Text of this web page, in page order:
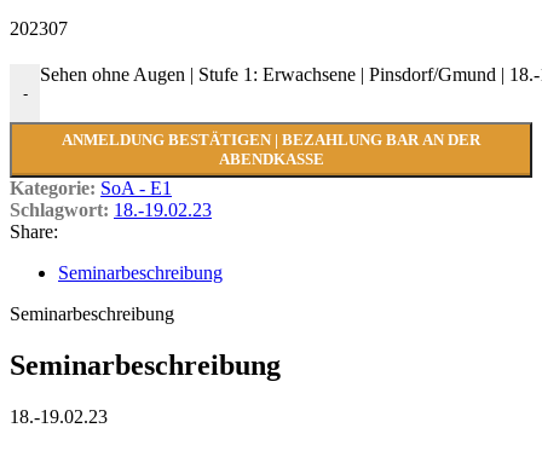
202307
-
Sehen ohne Augen | Stufe 1: Erwachsene | Pinsdorf/Gmund |
ANMELDUNG BESTÄTIGEN | BEZAHLUNG BAR AN DER
ABENDKASSE
Kategorie: SoA - E1
Schlagwort: 18.-19.02.23
Share:
Seminarbeschreibung
Seminarbeschreibung
Seminarbeschreibung
18.-19.02.23